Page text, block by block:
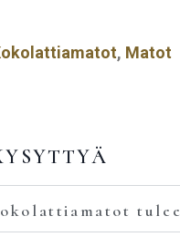
, Matot
tulee